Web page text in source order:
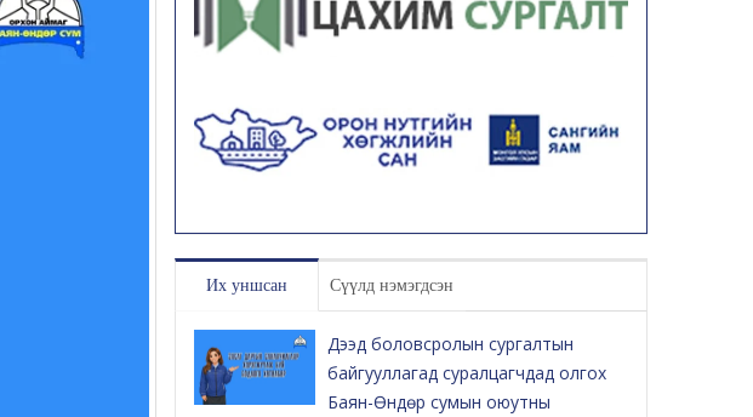
Их уншсан Сүүлд нэмэгдсэн
Дээд боловсролын сургалтын
байгууллагад суралцагчдад олгох
Баян-Өндөр сумын оюутны